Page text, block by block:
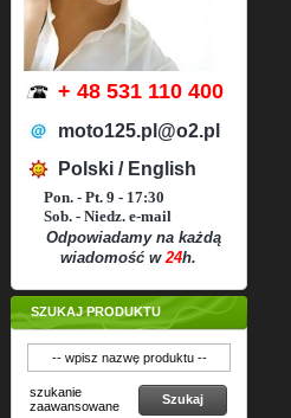
+ 48 531 110 400
moto125.pl@o2.pl
Polski / English
Pon. - Pt. 9 - 17:30
Sob. - Niedz. e-mail
Odpowiadamy na każdą
wiadomość w24h.
SZUKAJ PRODUKTU
szukanie
zaawansowane
Szukaj